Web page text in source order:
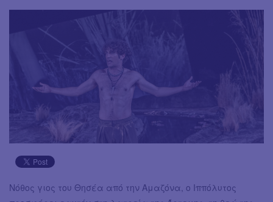
Νόθος γιος του Θησέα από την Αμαζόνα, ο Ιππόλυτος